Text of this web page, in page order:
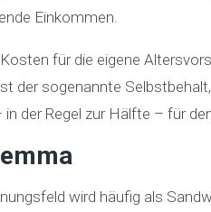
Einkommen.
für die eigene
sogenannte
der Regel zur Hälfte – für
wird häufig als